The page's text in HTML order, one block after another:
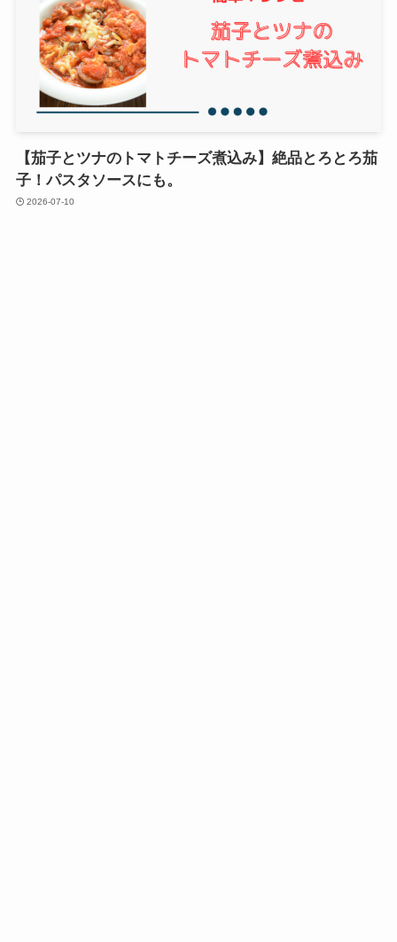
【茄子とツナのトマトチーズ煮込み】絶品とろとろ茄
子！パスタソースにも。
2026-07-10